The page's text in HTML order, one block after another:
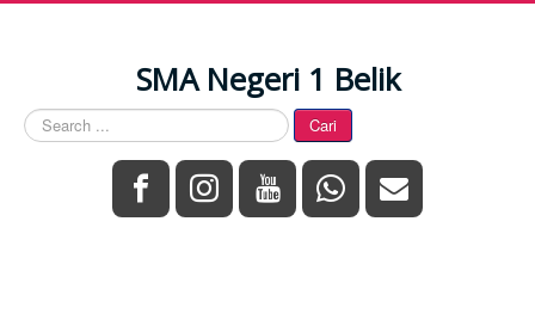
SMA Negeri 1 Belik
Search
...
Cari